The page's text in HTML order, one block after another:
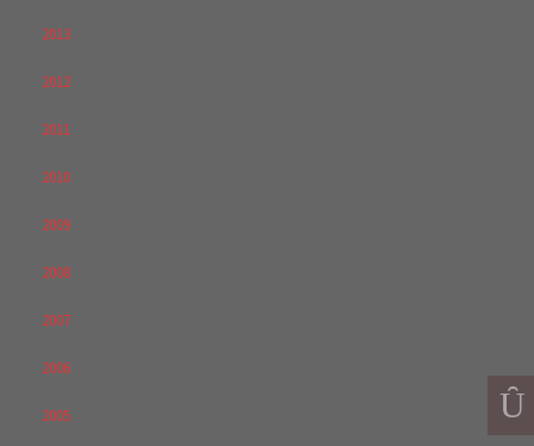
2013
2012
2011
2010
2009
2008
2007
2006
2005